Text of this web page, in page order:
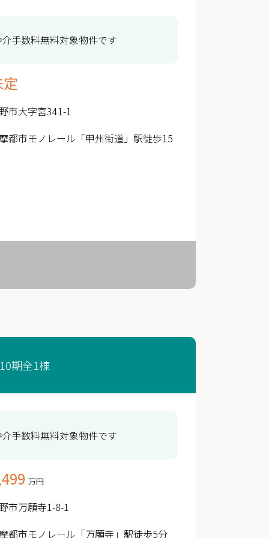
手数料無料対象物件です
市大字宮341-1
都市モノレール「甲州街道」駅徒歩15
期全1棟
手数料無料対象物件です
万円
市万願寺1-8-1
都市モノレール「万願寺」駅徒歩5分